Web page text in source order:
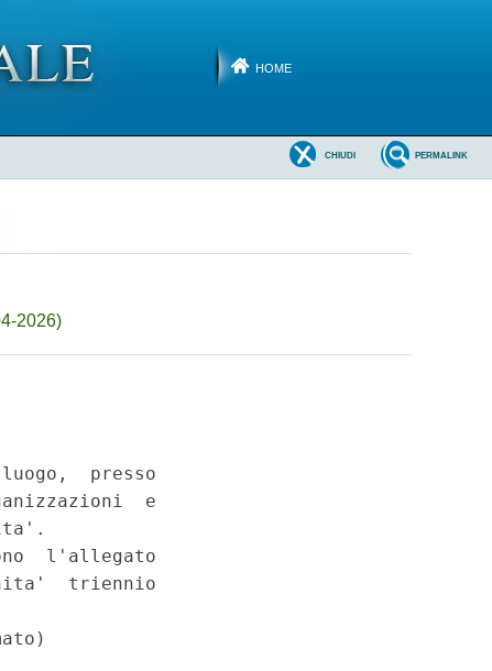
HOME
PERMALINK
CHIUDI
2026)